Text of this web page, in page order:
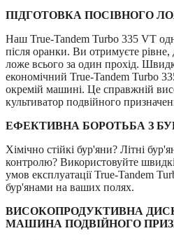
ПІДГОТОВКА ПОСІВНОГО
Наш True-Tandem Turbo 335 VT
після оранки. Ви отримуєте рівне,
ложе всього за один прохід.
економічний True-Tandem Turbo
окремій машині. Це справжній
культиватор подвійного
ЕФЕКТИВНА БОРОТЬБА З
Хімічно стійкі бур'яни? Літні
контролю? Використовуйте
умов експлуатації True-Tandem
бур'янами на ваших полях.
ВИСОКОПРОДУКТИВНА
МАШИНА ПОДВІЙНОГО